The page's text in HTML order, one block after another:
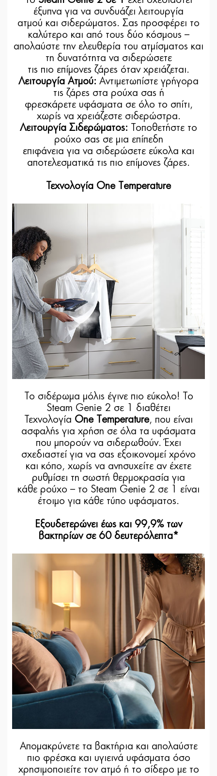
έξυπνα για να συνδυάζει λειτουργία
ατμού και σιδερώματος. Σας προσφέρει το
καλύτερο και από τους δύο κόσμους –
απολαύστε την ελευθερία του ατμίσματος και
τη δυνατότητα να σιδερώσετε
τις πιο επίμονες ζάρες όταν χρειάζεται.
Λειτουργία Ατμού: Αντιμετωπίστε γρήγορα
τις ζάρες στα ρούχα σας ή
φρεσκάρετε υφάσματα σε όλο το σπίτι,
χωρίς να χρειάζεστε σιδερώστρα.
Λειτουργία Σιδερώματος: Τοποθετήστε το
ρούχο σας σε μια επίπεδη
επιφάνεια για να σιδερώσετε εύκολα και
αποτελεσματικά τις πιο επίμονες ζάρες.
Τεχνολογία One Temperature
Το σιδέρωμα μόλις έγινε πιο εύκολο! Το
Steam Genie 2 σε 1 διαθέτει
Τεχνολογία One Temperature, που είναι
ασφαλής για χρήση σε όλα τα υφάσματα
που μπορούν να σιδερωθούν. Έχει
σχεδιαστεί για να σας εξοικονομεί χρόνο
και κόπο, χωρίς να ανησυχείτε αν έχετε
ρυθμίσει τη σωστή θερμοκρασία για
κάθε ρούχο – το Steam Genie 2 σε 1 είναι
έτοιμο για κάθε τύπο υφάσματος.
Εξουδετερώνει έως και 99,9% των
βακτηρίων σε 60 δευτερόλεπτα*
Απομακρύνετε τα βακτήρια και απολαύστε
πιο φρέσκα και υγιεινά υφάσματα όσο
χρησιμοποιείτε τον ατμό ή το σίδερο με το